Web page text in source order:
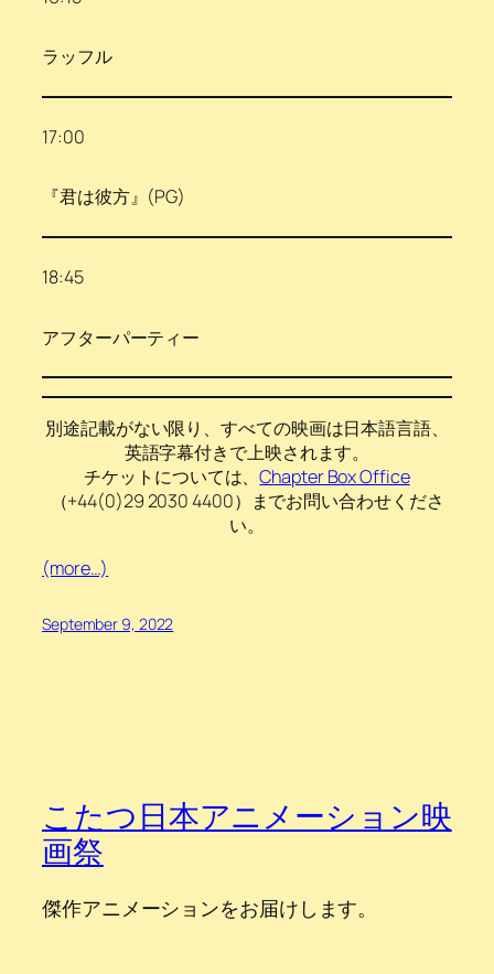
ラッフル
17:00
『君は彼方』(PG)
18:45
アフターパーティー
別途記載がない限り、すべての映画は日本語言語、
英語字幕付きで上映されます。
チケットについては、Chapter Box Office
（+44(0)29 2030 4400）までお問い合わせくださ
い。
(more…)
September 9, 2022
こたつ日本アニメーション映
画祭
傑作アニメーションをお届けします。